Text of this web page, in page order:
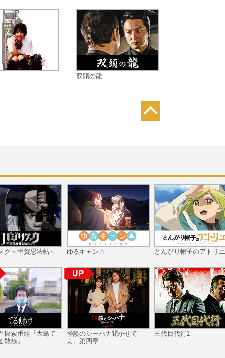
の犯罪を阻止しようと試みるが…
双頭の龍
ク～甲賀忍法帖～
探索番組『大島て
散歩』
ゆるキャン△
怪談のシーハナ聞かせて
よ。第四章
とんがり帽子のアトリエ
三代目代行1